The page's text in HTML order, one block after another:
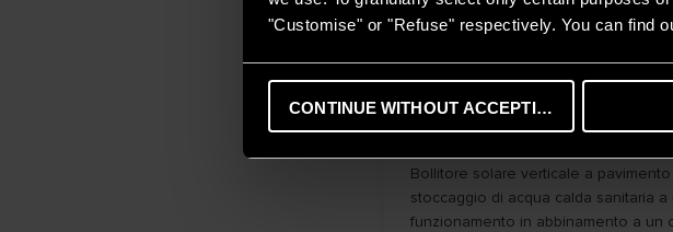
"Customise" or "Refuse" respectively. You can find
CONTINUE WITHOUT ACCEPTING
Bollitore solare verticale a
stoccaggio di acqua calda sanitaria
funzionamento in abbinamento a